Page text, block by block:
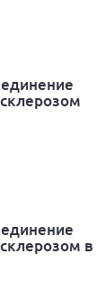
в